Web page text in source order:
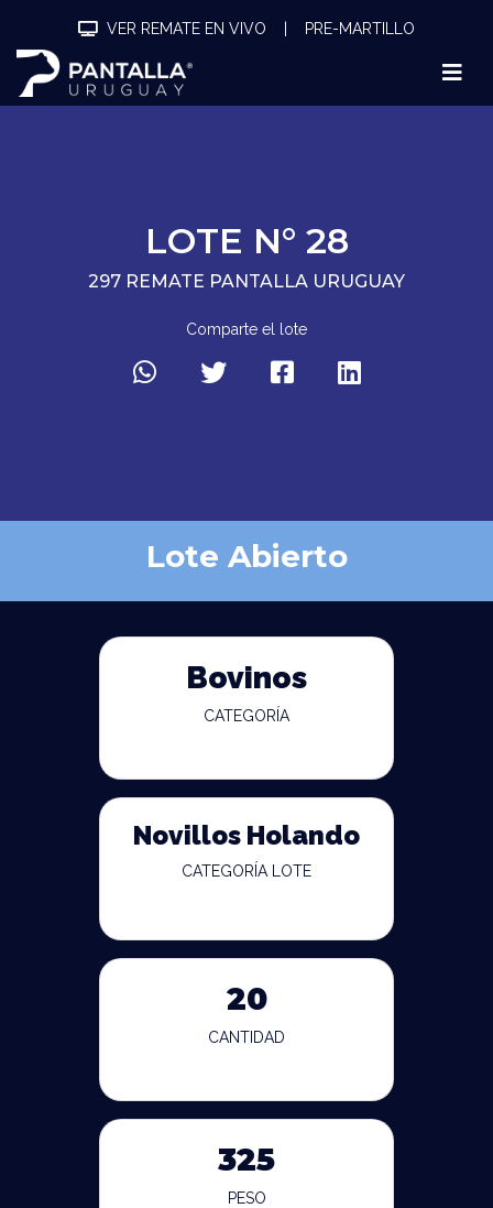
VER REMATE EN VIVO PRE-MARTILLO
LOTE N° 28
297 REMATE PANTALLA URUGUAY
Comparte el lote
Lote Abierto
Bovinos
CATEGORÍA
Novillos Holando
CATEGORÍA LOTE
20
CANTIDAD
325
PESO